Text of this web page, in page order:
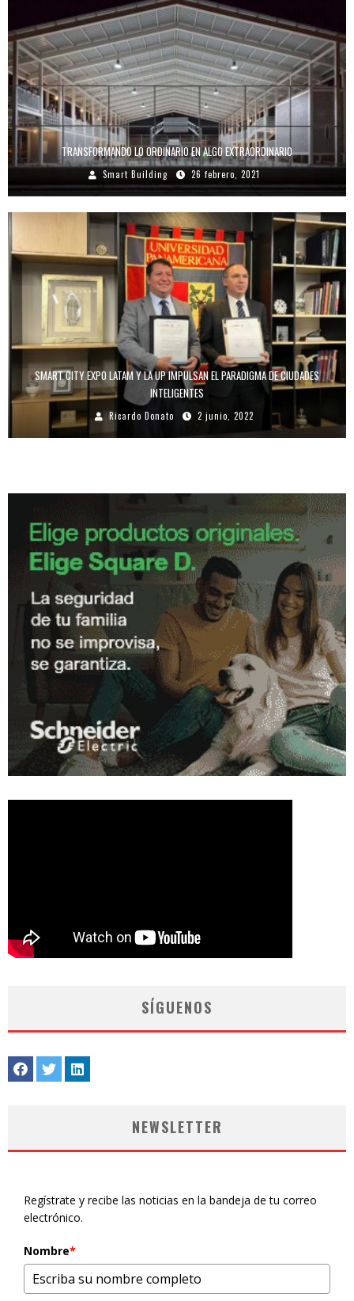
TRANSFORMANDO LO ORDINARIO EN ALGO EXTRAORDINARIO
Smart Building 26 febrero, 2021
SMART CITY EXPO LATAM Y LA UP IMPULSAN EL PARADIGMA DE CIUDADES
INTELIGENTES
Ricardo Donato 2 junio, 2022
SÍGUENOS
NEWSLETTER
Regístrate y recibe las noticias en la bandeja de tu correo
electrónico.
Nombre*